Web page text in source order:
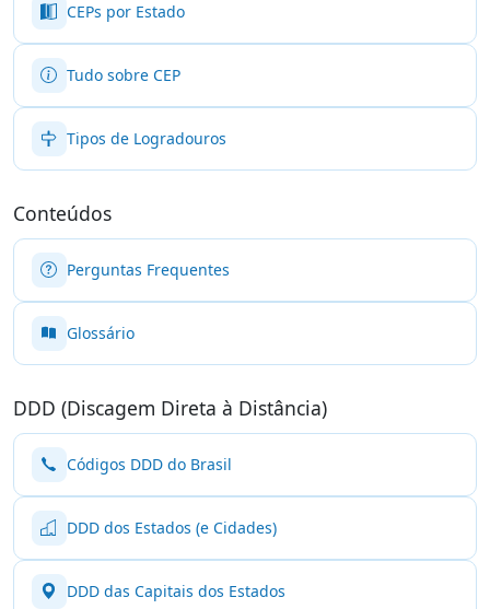
CEPs por Estado
Tudo sobre CEP
Tipos de Logradouros
Conteúdos
Perguntas Frequentes
Glossário
DDD (Discagem Direta à Distância)
Códigos DDD do Brasil
DDD dos Estados (e Cidades)
DDD das Capitais dos Estados